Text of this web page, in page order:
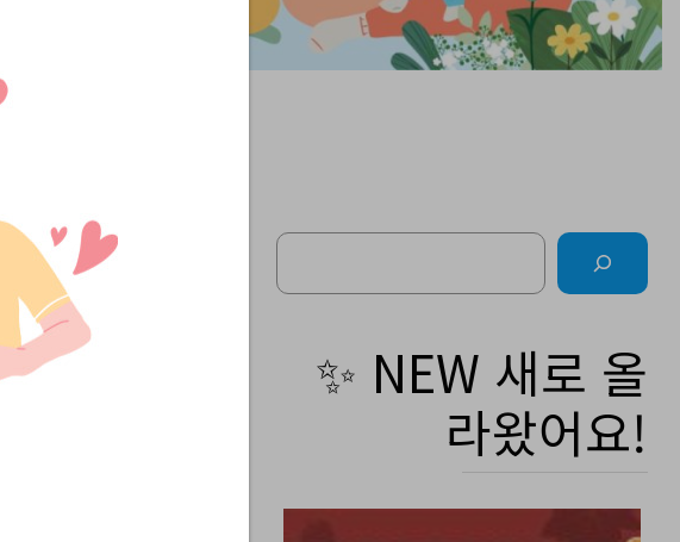
주간
Search
✨ NEW 새로 올
라왔어요!